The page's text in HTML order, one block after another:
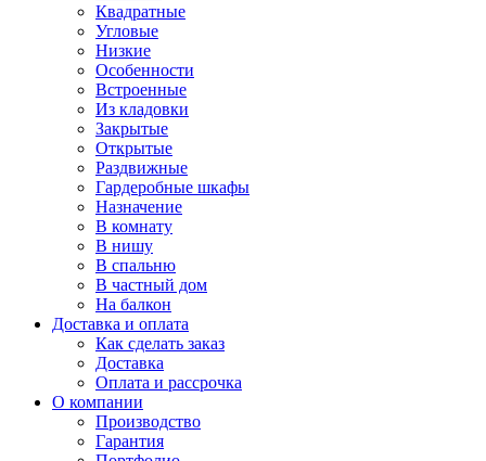
Квадратные
Угловые
Низкие
Особенности
Встроенные
Из кладовки
Закрытые
Открытые
Раздвижные
Гардеробные шкафы
Назначение
В комнату
В нишу
В спальню
В частный дом
На балкон
Доставка и оплата
Как сделать заказ
Доставка
Оплата и рассрочка
О компании
Производство
Гарантия